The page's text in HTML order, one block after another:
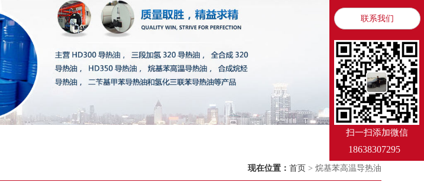
现在位置： 首页 > 烷基苯高温导热油
联系我们
扫一扫添加微信
18638307295